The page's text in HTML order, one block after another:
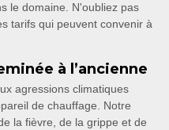
le domaine. N'oubliez pas
tarifs qui peuvent convenir à
à l’ancienne
agressions climatiques
de chauffage. Notre
la fièvre, de la grippe et de